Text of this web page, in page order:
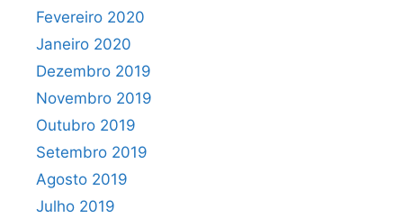
Fevereiro 2020
Janeiro 2020
Dezembro 2019
Novembro 2019
Outubro 2019
Setembro 2019
Agosto 2019
Julho 2019